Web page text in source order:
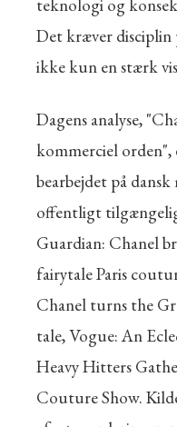
teknologi og
Det kræver disciplin
ikke kun en stærk
Dagens analyse,
kommerciel
bearbejdet på
offentligt
Guardian: Chanel
fairytale Paris
Chanel turns the
tale, Vogue: An
Heavy Hitters
Couture Show.